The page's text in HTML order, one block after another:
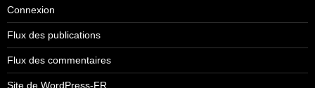
Connexion
Flux des publications
Flux des commentaires
Site de WordPress-FR